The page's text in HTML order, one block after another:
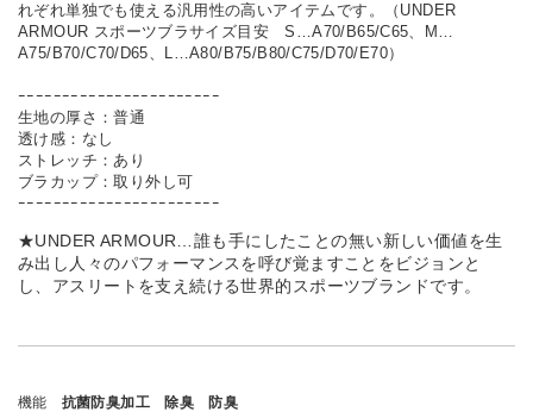
れぞれ単独でも使える汎用性の高いアイテムです。（UNDER
ARMOUR スポーツブラサイズ目安 S…A70/B65/C65、M…
A75/B70/C70/D65、L…A80/B75/B80/C75/D70/E70）
ｰｰｰｰｰｰｰｰｰｰｰｰｰｰｰｰｰｰｰｰｰｰｰ
生地の厚さ：普通
透け感：なし
ストレッチ：あり
ブラカップ：取り外し可
ｰｰｰｰｰｰｰｰｰｰｰｰｰｰｰｰｰｰｰｰｰｰｰ
★UNDER ARMOUR…誰も手にしたことの無い新しい価値を生
み出し人々のパフォーマンスを呼び覚ますことをビジョンと
し、アスリートを支え続ける世界的スポーツブランドです。
機能 抗菌防臭加工 除臭 防臭